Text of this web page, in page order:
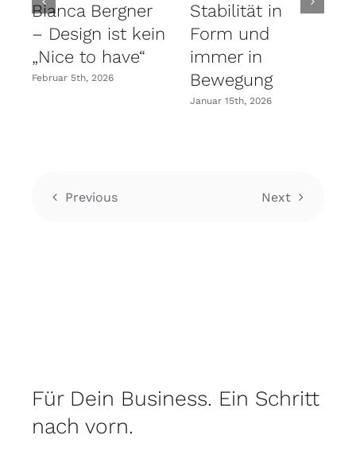
Bianca Bergner
– Design ist kein
„Nice to have“
Februar 5th, 2026
Stabilität in
Form und
immer in
Bewegung
Januar 15th, 2026
Previous Next
Für Dein Business. Ein Schritt
nach vorn.